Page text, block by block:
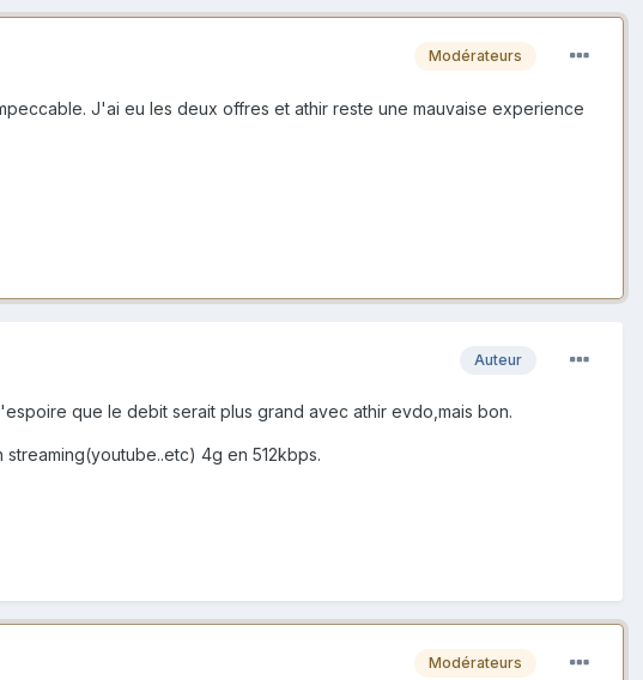
Modérateurs
J'ai eu les deux offres et athir reste une mauvaise experience
Auteur
que le debit serait plus grand avec athir evdo,mais bon.
4g en 512kbps.
Modérateurs